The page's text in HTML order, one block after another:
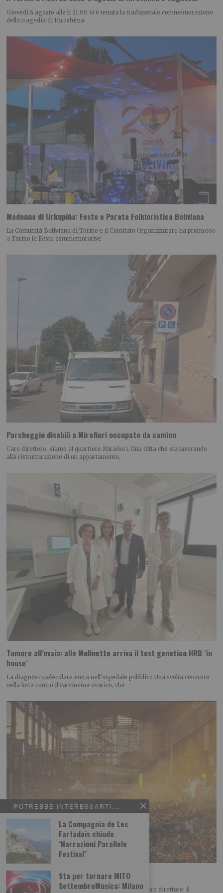
POTREBBE INTERESSARTI...
La Compagnia de Les
Farfadais chiude
‘Narrazioni Parallele
Festival’
Sta per tornare MITO
SettembreMusica: Milano
Giovedì 6 agosto alle h 21.00 si è tenuta la tradizionale commemorazione
della tragedia di Hiroshima
Madonna di Urkupiña: Feste e Parata Folkloristica Boliviana
La Comunità Boliviana di Torino e il Comitato Organizzatore ha promosso
a Torino le Feste commemorative
Parcheggio disabili a Mirafiori occupato da camion
Caro direttore, siamo al quartiere Mirafiori. Una ditta che sta lavorando
alla ristrutturazione di un appartamento,
Tumore all’ovaio: alle Molinette arriva il test genetico HRD ‘in
house’
La diagnosi molecolare entra nell’ospedale pubblico Una svolta concreta
nella lotta contro il carcinoma ovarico, che
“No alla ‘privatizzazione’ del Parco Dora”
LETTERA APERTA SUL KAPPA FUTURFESTIVAL Caro direttore, il